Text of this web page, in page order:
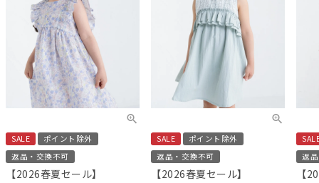
SALE
ポイント除外
返品・交換不可
【2026春夏セール】
SALE
ポイント除外
返品・交換不可
【2026春夏セール】
返
【